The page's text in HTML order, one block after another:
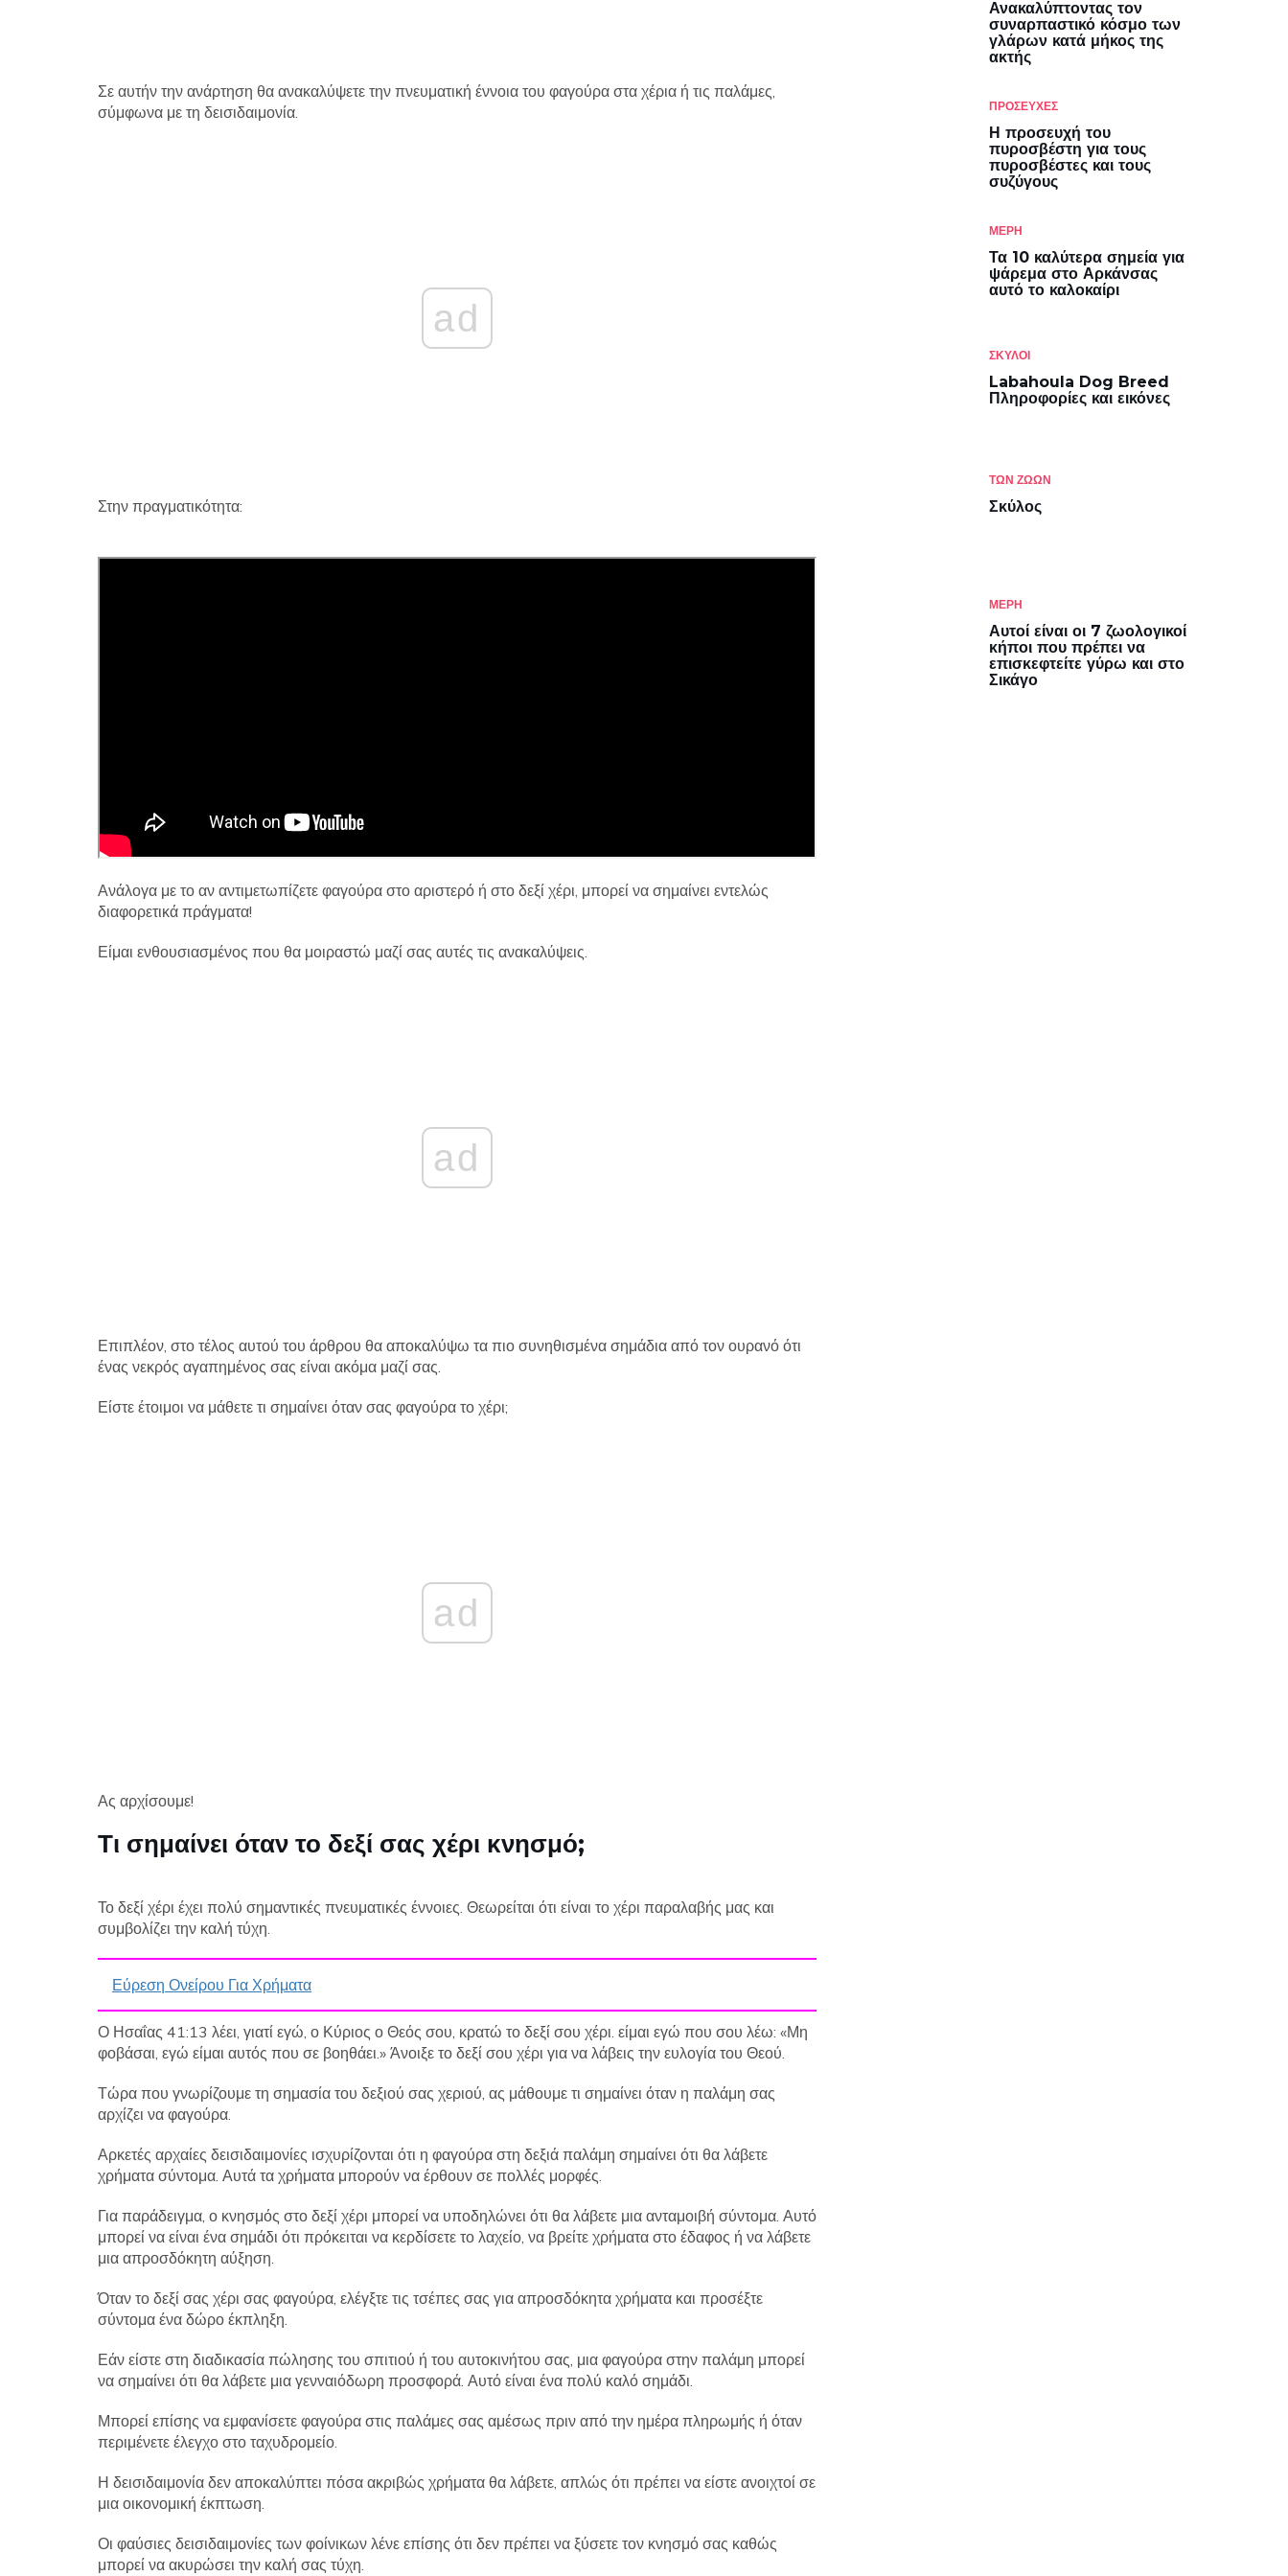
Σε αυτήν την ανάρτηση θα ανακαλύψετε την πνευματική έννοια του φαγούρα στα χέρια ή τις παλάμες,
σύμφωνα με τη δεισιδαιμονία.
ad
Στην πραγματικότητα:
Ανάλογα με το αν αντιμετωπίζετε φαγούρα στο αριστερό ή στο δεξί χέρι, μπορεί να σημαίνει εντελώς
διαφορετικά πράγματα!
Είμαι ενθουσιασμένος που θα μοιραστώ μαζί σας αυτές τις ανακαλύψεις.
ad
Επιπλέον, στο τέλος αυτού του άρθρου θα αποκαλύψω τα πιο συνηθισμένα σημάδια από τον ουρανό ότι
ένας νεκρός αγαπημένος σας είναι ακόμα μαζί σας.
Είστε έτοιμοι να μάθετε τι σημαίνει όταν σας φαγούρα το χέρι;
ad
Ας αρχίσουμε!
Τι σημαίνει όταν το δεξί σας χέρι κνησμό;
Το δεξί χέρι έχει πολύ σημαντικές πνευματικές έννοιες. Θεωρείται ότι είναι το χέρι παραλαβής μας και
συμβολίζει την καλή τύχη.
Εύρεση Ονείρου Για Χρήματα
Ο Ησαΐας 41:13 λέει, γιατί εγώ, ο Κύριος ο Θεός σου, κρατώ το δεξί σου χέρι. είμαι εγώ που σου λέω: «Μη
φοβάσαι, εγώ είμαι αυτός που σε βοηθάει.» Άνοιξε το δεξί σου χέρι για να λάβεις την ευλογία του Θεού.
Τώρα που γνωρίζουμε τη σημασία του δεξιού σας χεριού, ας μάθουμε τι σημαίνει όταν η παλάμη σας
αρχίζει να φαγούρα.
Αρκετές αρχαίες δεισιδαιμονίες ισχυρίζονται ότι η φαγούρα στη δεξιά παλάμη σημαίνει ότι θα λάβετε
χρήματα σύντομα. Αυτά τα χρήματα μπορούν να έρθουν σε πολλές μορφές.
Για παράδειγμα, ο κνησμός στο δεξί χέρι μπορεί να υποδηλώνει ότι θα λάβετε μια ανταμοιβή σύντομα. Αυτό
μπορεί να είναι ένα σημάδι ότι πρόκειται να κερδίσετε το λαχείο, να βρείτε χρήματα στο έδαφος ή να λάβετε
μια απροσδόκητη αύξηση.
Όταν το δεξί σας χέρι σας φαγούρα, ελέγξτε τις τσέπες σας για απροσδόκητα χρήματα και προσέξτε
σύντομα ένα δώρο έκπληξη.
Εάν είστε στη διαδικασία πώλησης του σπιτιού ή του αυτοκινήτου σας, μια φαγούρα στην παλάμη μπορεί
να σημαίνει ότι θα λάβετε μια γενναιόδωρη προσφορά. Αυτό είναι ένα πολύ καλό σημάδι.
Μπορεί επίσης να εμφανίσετε φαγούρα στις παλάμες σας αμέσως πριν από την ημέρα πληρωμής ή όταν
περιμένετε έλεγχο στο ταχυδρομείο.
Η δεισιδαιμονία δεν αποκαλύπτει πόσα ακριβώς χρήματα θα λάβετε, απλώς ότι πρέπει να είστε ανοιχτοί σε
μια οικονομική έκπτωση.
Οι φαύσιες δεισιδαιμονίες των φοίνικων λένε επίσης ότι δεν πρέπει να ξύσετε τον κνησμό σας καθώς
μπορεί να ακυρώσει την καλή σας τύχη.
Ανακαλύπτοντας τον
συναρπαστικό κόσμο των
γλάρων κατά μήκος της
ακτής
ΠΡΟΣΕΥΧΕΣ
Η προσευχή του
πυροσβέστη για τους
πυροσβέστες και τους
συζύγους
ΜΈΡΗ
Τα 10 καλύτερα σημεία για
ψάρεμα στο Αρκάνσας
αυτό το καλοκαίρι
ΣΚΎΛΟΙ
Labahoula Dog Breed
Πληροφορίες και εικόνες
ΤΩΝ ΖΏΩΝ
Σκύλος
ΜΈΡΗ
Αυτοί είναι οι 7 ζωολογικοί
κήποι που πρέπει να
επισκεφτείτε γύρω και στο
Σικάγο